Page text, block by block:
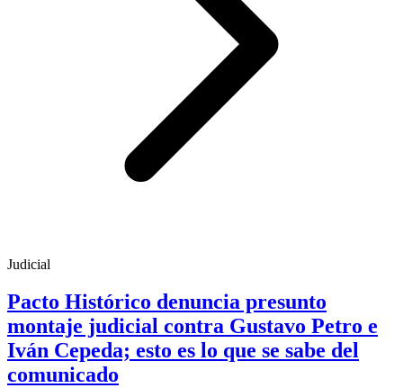
Judicial
Pacto Histórico denuncia presunto
montaje judicial contra Gustavo Petro e
Iván Cepeda; esto es lo que se sabe del
comunicado